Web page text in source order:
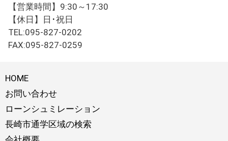
【営業時間】9:30～17:30
【休日】日･祝日
TEL:095-827-0202
FAX:095-827-0259
HOME
お問い合わせ
ローンシュミレーション
長崎市通学区域の検索